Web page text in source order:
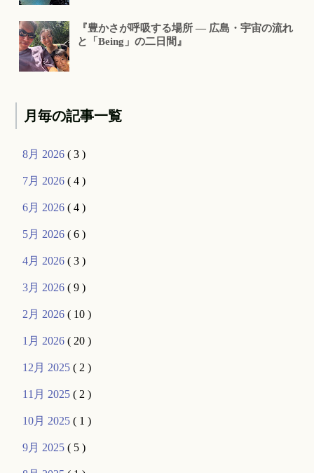
『豊かさが呼吸する場所 ― 広島・宇宙の流れ
と「Being」の二日間』
月毎の記事一覧
8月 2026( 3 )
7月 2026( 4 )
6月 2026( 4 )
5月 2026( 6 )
4月 2026( 3 )
3月 2026( 9 )
2月 2026( 10 )
1月 2026( 20 )
12月 2025( 2 )
11月 2025( 2 )
10月 2025( 1 )
9月 2025( 5 )